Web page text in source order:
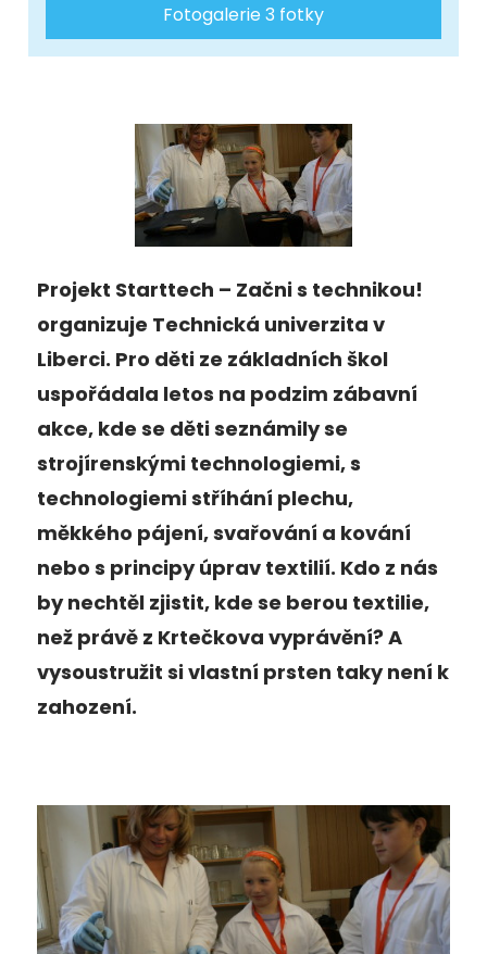
Fotogalerie 3 fotky
Projekt Starttech – Začni s technikou!
organizuje Technická univerzita v
Liberci. Pro děti ze základních škol
uspořádala letos na podzim zábavní
akce, kde se děti seznámily se
strojírenskými technologiemi, s
technologiemi stříhání plechu,
měkkého pájení, svařování a kování
nebo s principy úprav textilií. Kdo z nás
by nechtěl zjistit, kde se berou textilie,
než právě z Krtečkova vyprávění? A
vysoustružit si vlastní prsten taky není k
zahození.